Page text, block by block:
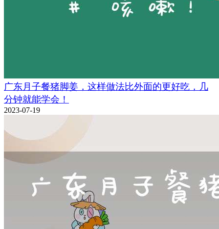
广东月子餐猪脚姜，这样做法比外面的更好吃，几
分钟就能学会！
2023-07-19